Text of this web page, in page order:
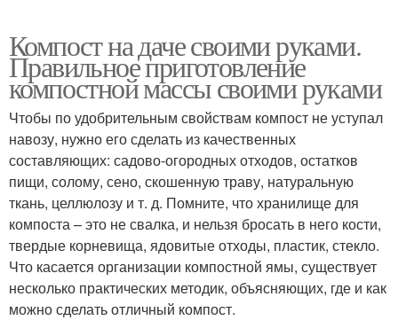
Компост на даче своими руками.
Правильное приготовление
компостной массы своими руками
Чтобы по удобрительным свойствам компост не уступал
навозу, нужно его сделать из качественных
составляющих: садово-огородных отходов, остатков
пищи, солому, сено, скошенную траву, натуральную
ткань, целлюлозу и т. д. Помните, что хранилище для
компоста – это не свалка, и нельзя бросать в него кости,
твердые корневища, ядовитые отходы, пластик, стекло.
Что касается организации компостной ямы, существует
несколько практических методик, объясняющих, где и как
можно сделать отличный компост.